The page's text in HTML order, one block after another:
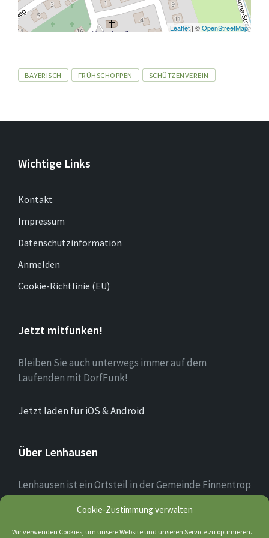
Cookie-Zustimmung verwalten
Wir verwenden Cookies, um unsere Website und unseren Service zu optimieren.
Leaflet| ©OpenStreetMap
Tags
BAYERISCH FRÜHSCHOPPEN SCHÜTZENVEREIN
Wichtige Links
Kontakt
Impressum
Datenschutzinformation
Anmelden
Cookie-Richtlinie (EU)
Jetzt mitfunken!
Bleiben Sie auch unterwegs immer auf dem
Laufenden mit DorfFunk!
Jetzt laden für iOS & Android
Über Lenhausen
Lenhausen ist ein Ortsteil in der Gemeinde Finnentrop
im Sauerland mit rund 1.190 Einwohnern, der sich am
Zusammenfluss von Lenne und Fretter befindet. Das
Ortsbild des Dorfkerns ist teilweise noch altertümlich